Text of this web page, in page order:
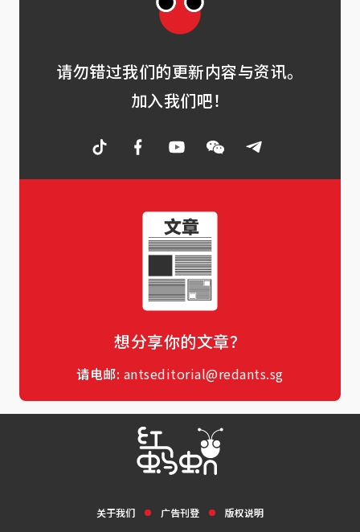
请勿错过我们的更新内容与资讯。
加入我们吧！
想分享你的文章？
请电邮: antseditorial@redants.sg
关于我们 广告刊登 版权说明